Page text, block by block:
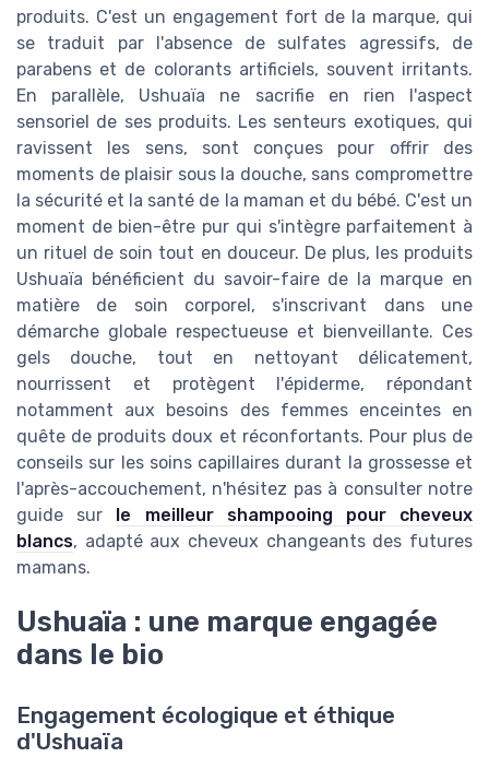
produits. C'est un engagement fort de la marque, qui
se traduit par l'absence de sulfates agressifs, de
parabens et de colorants artificiels, souvent irritants.
En parallèle, Ushuaïa ne sacrifie en rien l'aspect
sensoriel de ses produits. Les senteurs exotiques, qui
ravissent les sens, sont conçues pour offrir des
moments de plaisir sous la douche, sans compromettre
la sécurité et la santé de la maman et du bébé. C'est un
moment de bien-être pur qui s'intègre parfaitement à
un rituel de soin tout en douceur. De plus, les produits
Ushuaïa bénéficient du savoir-faire de la marque en
matière de soin corporel, s'inscrivant dans une
démarche globale respectueuse et bienveillante. Ces
gels douche, tout en nettoyant délicatement,
nourrissent et protègent l'épiderme, répondant
notamment aux besoins des femmes enceintes en
quête de produits doux et réconfortants. Pour plus de
conseils sur les soins capillaires durant la grossesse et
l'après-accouchement, n'hésitez pas à consulter notre
guide sur le meilleur shampooing pour cheveux
blancs, adapté aux cheveux changeants des futures
mamans.
Ushuaïa : une marque engagée
dans le bio
Engagement écologique et éthique
d'Ushuaïa